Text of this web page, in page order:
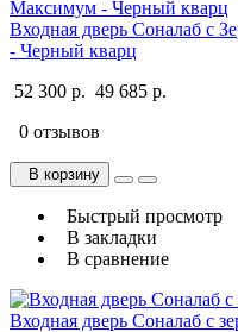
Входная дверь Соналаб с
- Черный кварц
52 300 р. 49 685 р.
0 отзывов
В корзину
Быстрый просмотр
В закладки
В сравнение
Входная дверь Соналаб с